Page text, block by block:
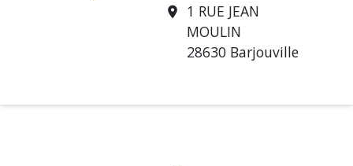
location_on
1 RUE JEAN
MOULIN
28630 Barjouville